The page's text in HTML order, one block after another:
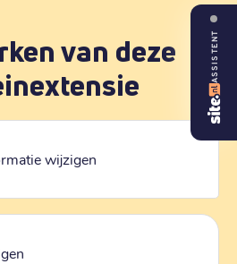
van deze
wijzigen
ASSISTENT